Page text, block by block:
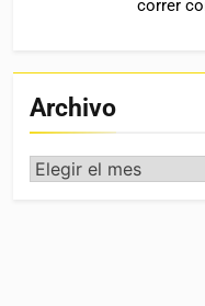
correr
Archivo
Archivo